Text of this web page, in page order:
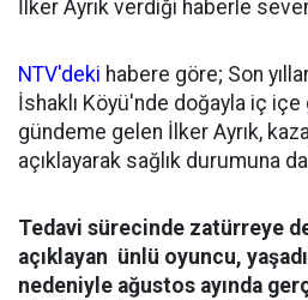
İlker Ayrık verdiği haberle
NTV'deki habere göre; Son
İshaklı Köyü'nde doğayla iç
gündeme gelen İlker Ayrık,
açıklayarak sağlık durumuna
Tedavi sürecinde zatürreye de
açıklayan ünlü oyuncu,
nedeniyle ağustos ayında